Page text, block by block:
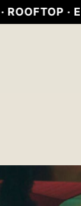
·EVENTS